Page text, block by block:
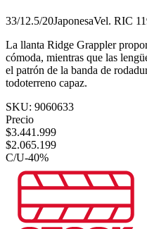
33/12.5/20JaponesaVel. RIC
La llanta Ridge Grappler
cómoda, mientras que las
el patrón de la banda de
todoterreno capaz.
SKU: 9060633
Precio
$3.441.999
$2.065.199
C/U-40%